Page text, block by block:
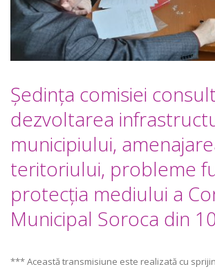
Şedinţa comisiei
dezvoltarea
municipiului,
teritoriului, probleme
protecţia mediului a
Municipal Soroca din
*** Această transmisiune este realizată cu